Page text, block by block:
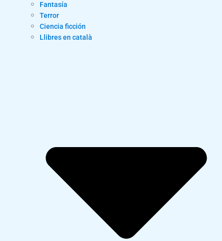
Fantasía
Terror
Ciencia ficción
Llibres en català